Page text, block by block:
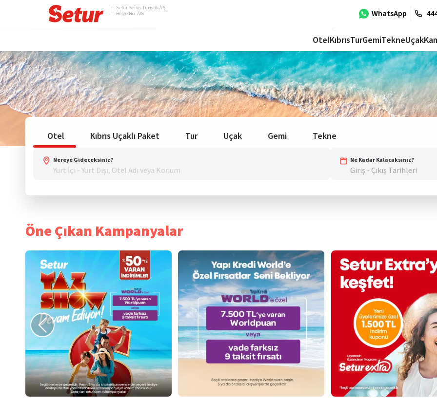
WhatsApp
Setur Servis Turistik A.Ş.
Belge No: 728
OtelKıbrısTurGemiTekneUçak
Otel Kıbrıs Uçaklı Paket Tur Uçak Gemi Tekne
Nereye Gideceksiniz? Ne Kadar Kalacaksınız?
Giriş - Çıkış Tarihleri
Öne Çıkan Kampanyalar